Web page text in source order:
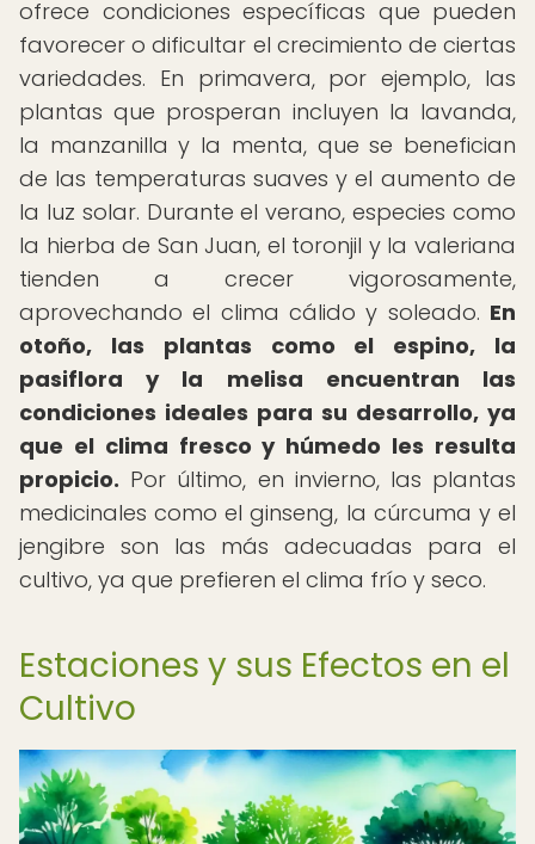
ofrece condiciones específicas que pueden
favorecer o dificultar el crecimiento de ciertas
variedades. En primavera, por ejemplo, las
plantas que prosperan incluyen la lavanda,
la manzanilla y la menta, que se benefician
de las temperaturas suaves y el aumento de
la luz solar. Durante el verano, especies como
la hierba de San Juan, el toronjil y la valeriana
tienden a crecer vigorosamente,
aprovechando el clima cálido y soleado. En
otoño, las plantas como el espino, la
pasiflora y la melisa encuentran las
condiciones ideales para su desarrollo, ya
que el clima fresco y húmedo les resulta
propicio. Por último, en invierno, las plantas
medicinales como el ginseng, la cúrcuma y el
jengibre son las más adecuadas para el
cultivo, ya que prefieren el clima frío y seco.
Estaciones y sus Efectos en el
Cultivo